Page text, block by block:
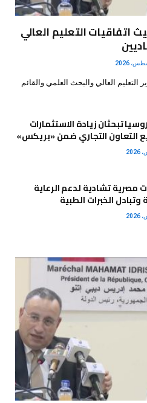
اتفاقيات التعليم العالي
التعليم العالي والبحث العلمي والقائم
تبحثان زيادة الاستثمارات
التعاون التجاري ضمن «بريكس»
مصرية تشادية لدعم الرعاية
وتبادل الخبرات الطبية